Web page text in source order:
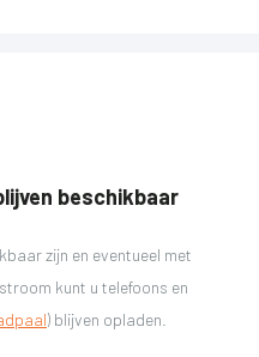
beschikbaar
zijn en eventueel met
kunt u telefoons en
) blijven opladen.